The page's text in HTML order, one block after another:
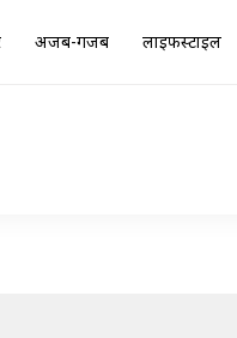
अजब-गजब लाइफस्टाइल